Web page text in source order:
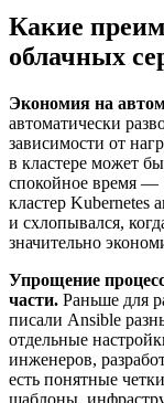
Какие
облачных
Экономия на
автоматически
зависимости от
в кластере может
спокойное время —
кластер Kubernetes
и схлопывался,
значительно
Упрощение
части. Раньше для
писали Ansible
отдельные
инженеров,
есть понятные